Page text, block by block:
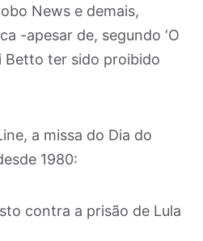
News e demais,
-apesar de, segundo ‘O
Betto ter sido proibido
a missa do Dia do
1980:
contra a prisão de Lula